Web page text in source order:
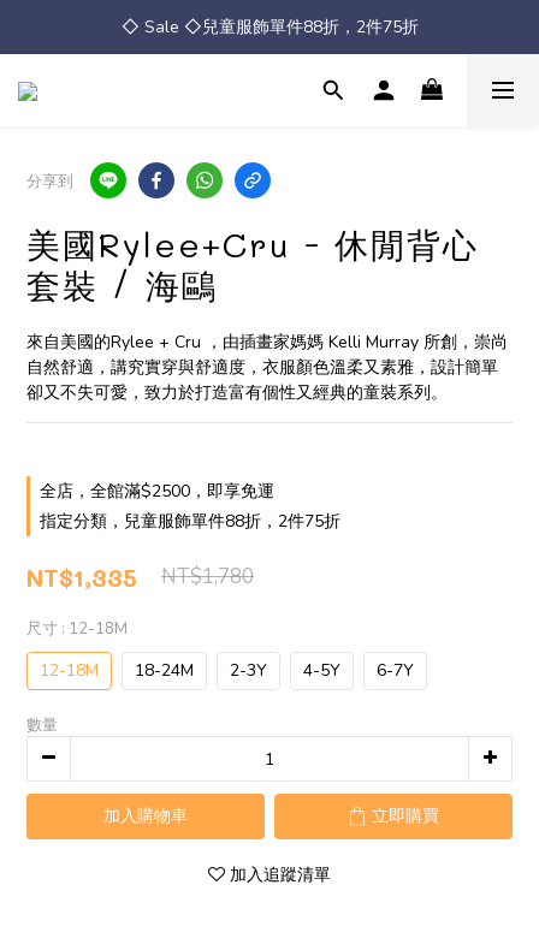
◇ Sale ◇兒童服飾單件88折，2件75折
◇ Sale ◇兒童服飾單件88折，2件75折
全館消費滿 $2500 免運
分享到
美國Rylee+Cru - 休閒背心
套裝 / 海鷗
來自美國的Rylee + Cru ，由插畫家媽媽 Kelli Murray 所創，崇尚
自然舒適，講究實穿與舒適度，衣服顏色溫柔又素雅，設計簡單
卻又不失可愛，致力於打造富有個性又經典的童裝系列。
全店，全館滿$2500，即享免運
指定分類，兒童服飾單件88折，2件75折
NT$1,335 NT$1,780
尺寸 : 12-18M
12-18M 18-24M 2-3Y 4-5Y 6-7Y
數量
加入購物車 立即購買
加入追蹤清單